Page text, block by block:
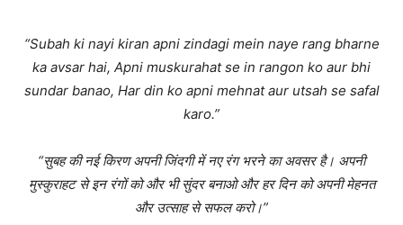
“Subah ki nayi kiran apni zindagi mein naye rang bharne
ka avsar hai, Apni muskurahat se in rangon ko aur bhi
sundar banao, Har din ko apni mehnat aur utsah se safal
karo.”
“सुबह की नई किरण अपनी जिंदगी में नए रंग भरने का अवसर है। अपनी
मुस्कुराहट से इन रंगों को और भी सुंदर बनाओ और हर दिन को अपनी मेहनत
और उत्साह से सफल करो।”